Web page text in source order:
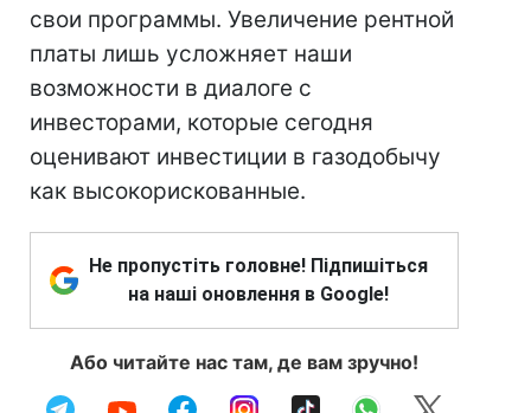
свои программы. Увеличение рентной
платы лишь усложняет наши
возможности в диалоге с
инвесторами, которые сегодня
оценивают инвестиции в газодобычу
как высокорискованные.
Не пропустіть головне! Підпишіться
на наші оновлення в Google!
Або читайте нас там, де вам зручно!